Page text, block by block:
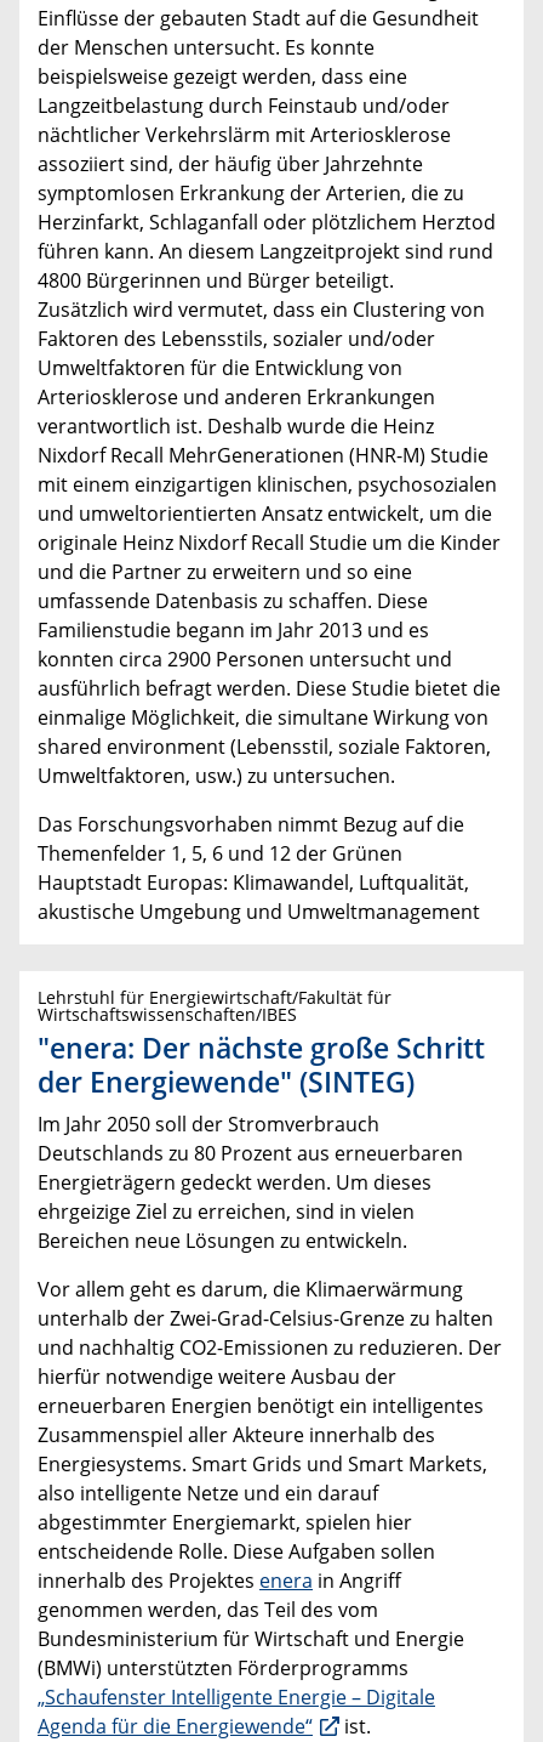
Einflüsse der gebauten Stadt auf die Gesundheit
der Menschen untersucht. Es konnte
beispielsweise gezeigt werden, dass eine
Langzeitbelastung durch Feinstaub und/oder
nächtlicher Verkehrslärm mit Arteriosklerose
assoziiert sind, der häufig über Jahrzehnte
symptomlosen Erkrankung der Arterien, die zu
Herzinfarkt, Schlaganfall oder plötzlichem Herztod
führen kann. An diesem Langzeitprojekt sind rund
4800 Bürgerinnen und Bürger beteiligt.
Zusätzlich wird vermutet, dass ein Clustering von
Faktoren des Lebensstils, sozialer und/oder
Umweltfaktoren für die Entwicklung von
Arteriosklerose und anderen Erkrankungen
verantwortlich ist. Deshalb wurde die Heinz
Nixdorf Recall MehrGenerationen (HNR-M) Studie
mit einem einzigartigen klinischen, psychosozialen
und umweltorientierten Ansatz entwickelt, um die
originale Heinz Nixdorf Recall Studie um die Kinder
und die Partner zu erweitern und so eine
umfassende Datenbasis zu schaffen. Diese
Familienstudie begann im Jahr 2013 und es
konnten circa 2900 Personen untersucht und
ausführlich befragt werden. Diese Studie bietet die
einmalige Möglichkeit, die simultane Wirkung von
shared environment (Lebensstil, soziale Faktoren,
Umweltfaktoren, usw.) zu untersuchen.
Das Forschungsvorhaben nimmt Bezug auf die
Themenfelder 1, 5, 6 und 12 der Grünen
Hauptstadt Europas: Klimawandel, Luftqualität,
akustische Umgebung und Umweltmanagement
Lehrstuhl für Energiewirtschaft/Fakultät für
Wirtschaftswissenschaften/IBES
"enera: Der nächste große Schritt
der Energiewende" (SINTEG)
Im Jahr 2050 soll der Stromverbrauch
Deutschlands zu 80 Prozent aus erneuerbaren
Energieträgern gedeckt werden. Um dieses
ehrgeizige Ziel zu erreichen, sind in vielen
Bereichen neue Lösungen zu entwickeln.
Vor allem geht es darum, die Klimaerwärmung
unterhalb der Zwei-Grad-Celsius-Grenze zu halten
und nachhaltig CO2-Emissionen zu reduzieren. Der
hierfür notwendige weitere Ausbau der
erneuerbaren Energien benötigt ein intelligentes
Zusammenspiel aller Akteure innerhalb des
Energiesystems. Smart Grids und Smart Markets,
also intelligente Netze und ein darauf
abgestimmter Energiemarkt, spielen hier
entscheidende Rolle. Diese Aufgaben sollen
innerhalb des Projektes enera in Angriff
genommen werden, das Teil des vom
Bundesministerium für Wirtschaft und Energie
(BMWi) unterstützten Förderprogramms
„Schaufenster Intelligente Energie – Digitale
Agenda für die Energiewende“
ist.